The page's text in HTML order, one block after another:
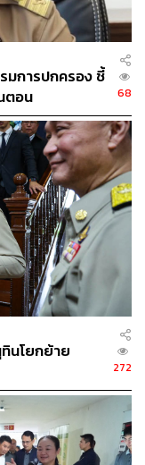
อง แต่หากเหมาะ
ร่วม ก็พร้อมเปิดให้
ตรภายนอกเพื่อ
หมาะสม
รัล ภูเก็ต ซึ่งจาก
อนด์ ดีเวลลอปเม
าบริหารในเวลาต่อ
ไม่ได้เป็นบริษัทจด
ตัวในการตัดสินใจ
กำหนดงบลงทุน
และโอกาสทาง
าตั้งแต่ศึกษาไป
WEALTH
งานอยู่แล้วได้เลย
การปกครอง ชี้
ตอน
68
นโยกย้าย
272